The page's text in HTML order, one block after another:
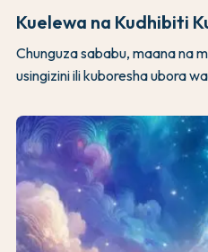
Kuelewa na Kudhibiti
Chunguza sababu, maana na
usingizini ili kuboresha ubora